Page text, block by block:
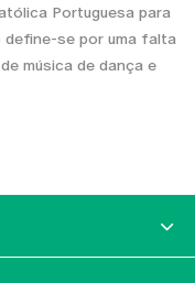
Portuguesa para
define-se por uma falta
música de dança e